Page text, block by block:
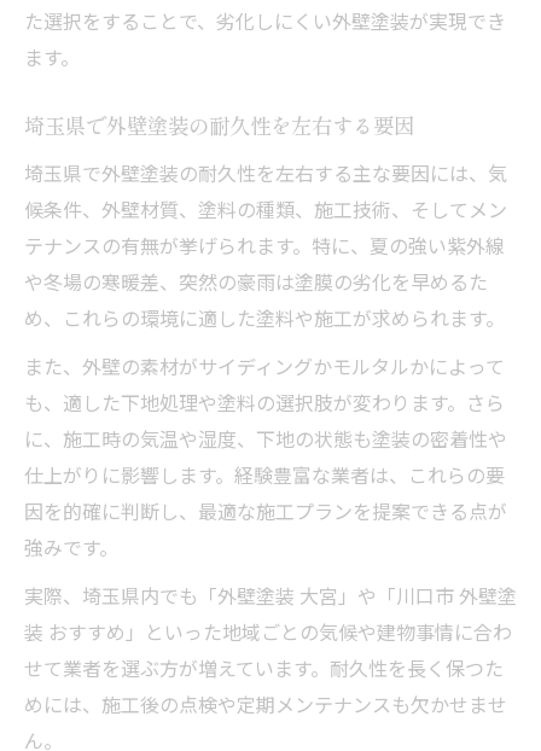
た選択をすることで、劣化しにくい外壁塗装が実現でき
ます。
埼玉県で外壁塗装の耐久性を左右する要因
埼玉県で外壁塗装の耐久性を左右する主な要因には、気
候条件、外壁材質、塗料の種類、施工技術、そしてメン
テナンスの有無が挙げられます。特に、夏の強い紫外線
や冬場の寒暖差、突然の豪雨は塗膜の劣化を早めるた
め、これらの環境に適した塗料や施工が求められます。
また、外壁の素材がサイディングかモルタルかによって
も、適した下地処理や塗料の選択肢が変わります。さら
に、施工時の気温や湿度、下地の状態も塗装の密着性や
仕上がりに影響します。経験豊富な業者は、これらの要
因を的確に判断し、最適な施工プランを提案できる点が
強みです。
実際、埼玉県内でも「外壁塗装 大宮」や「川口市 外壁塗
装 おすすめ」といった地域ごとの気候や建物事情に合わ
せて業者を選ぶ方が増えています。耐久性を長く保つた
めには、施工後の点検や定期メンテナンスも欠かせませ
ん。